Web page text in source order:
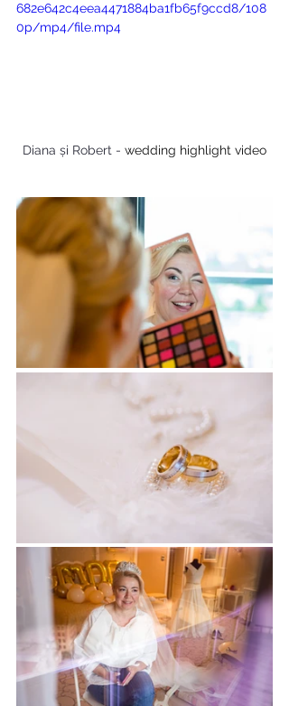
682e642c4eea4471884ba1fb65f9ccd8/108
0p/mp4/file.mp4
Diana și Robert - wedding highlight video